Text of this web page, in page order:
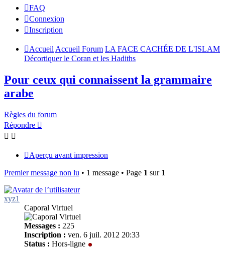
FAQ
Connexion
Inscription
Accueil Accueil Forum LA FACE CACHÉE DE L'ISLAM
Décortiquer le Coran et les Hadiths
Pour ceux qui connaissent la grammaire
arabe
Règles du forum
Répondre
Aperçu avant impression
Premier message non lu • 1 message • Page 1 sur 1
xyz1
Caporal Virtuel
Messages : 225
Inscription : ven. 6 juil. 2012 20:33
Status : Hors-ligne